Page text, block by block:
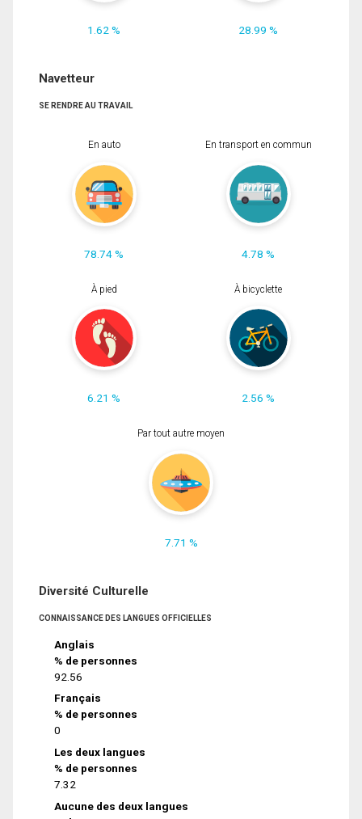
1.62 % 28.99 %
Navetteur
SE RENDRE AU TRAVAIL
En auto
78.74 %
En transport en commun
4.78 %
À pied
6.21 %
À bicyclette
2.56 %
Par tout autre moyen
7.71 %
Diversité Culturelle
CONNAISSANCE DES LANGUES OFFICIELLES
Anglais
% de personnes
92.56
Français
% de personnes
0
Les deux langues
% de personnes
7.32
Aucune des deux langues